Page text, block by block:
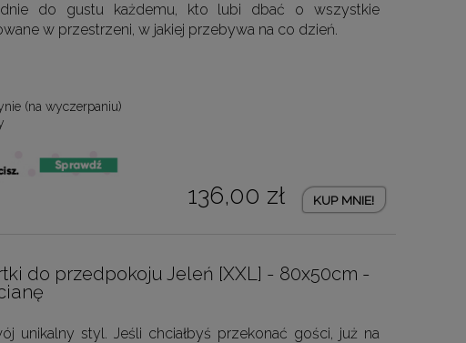
do gustu każdemu, kto lubi dbać o wszystkie
w przestrzeni, w jakiej przebywa na co dzień.
(na wyczerpaniu)
136,00 zł KUP MNIE!
do przedpokoju Jeleń [XXL] - 80x50cm -
unikalny styl. Jeśli chciałbyś przekonać gości, już na